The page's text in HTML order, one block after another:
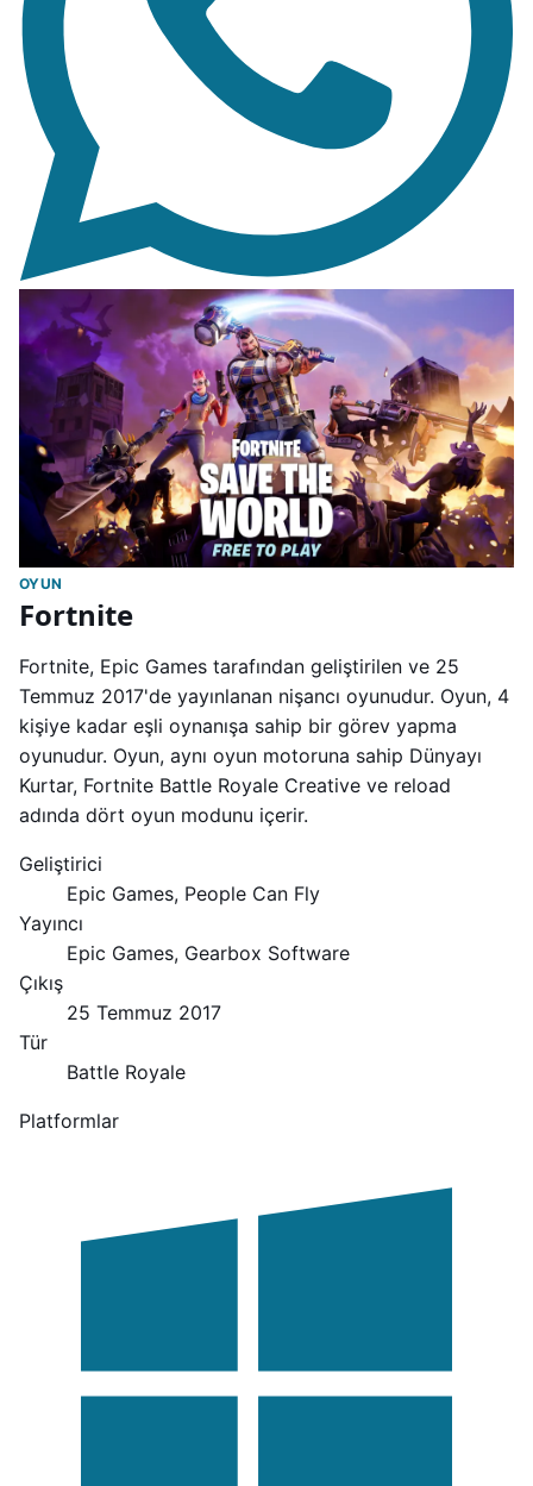
OYUN
Fortnite
Fortnite, Epic Games tarafından geliştirilen ve 25
Temmuz 2017'de yayınlanan nişancı oyunudur. Oyun, 4
kişiye kadar eşli oynanışa sahip bir görev yapma
oyunudur. Oyun, aynı oyun motoruna sahip Dünyayı
Kurtar, Fortnite Battle Royale Creative ve reload
adında dört oyun modunu içerir.
Geliştirici
Epic Games, People Can Fly
Yayıncı
Epic Games, Gearbox Software
Çıkış
25 Temmuz 2017
Tür
Battle Royale
Platformlar